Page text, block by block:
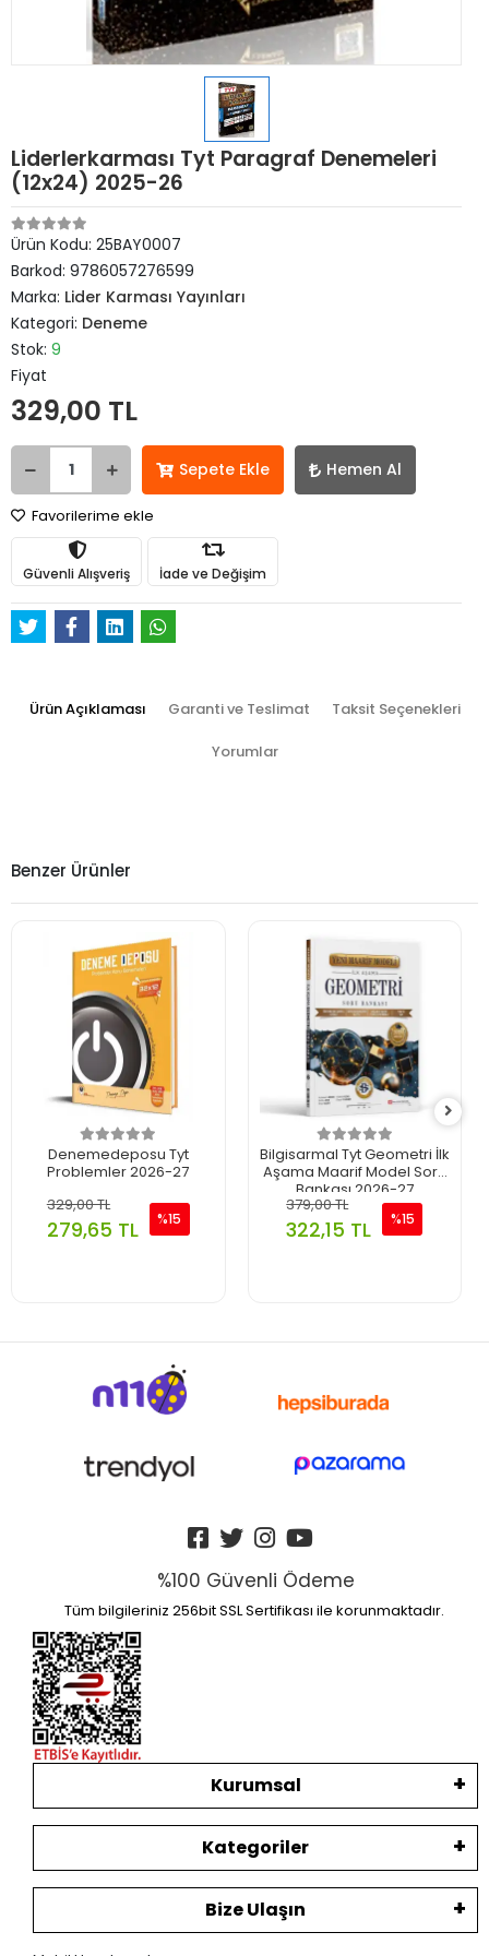
Liderlerkarması Tyt Paragraf Denemeleri
(12x24) 2025-26
Ürün Kodu: 25BAY0007
Barkod: 9786057276599
Marka: Lider Karması Yayınları
Kategori: Deneme
Stok: 9
Fiyat
329,00 TL
Sepete Ekle Hemen Al
Favorilerime ekle
Güvenli Alışveriş İade ve Değişim
Ürün Açıklaması Garanti ve Teslimat Taksit Seçenekleri
Yorumlar
Benzer Ürünler
Denemedeposu Tyt
Problemler 2026-27
329,00 TL
279,65 TL %15
Bilgisarmal Tyt Geometri İlk
Aşama Maarif Model Soru
Bankası 2026-27
379,00 TL
322,15 TL %15
%100 Güvenli Ödeme
Tüm bilgileriniz 256bit SSL Sertifikası ile korunmaktadır.
Kurumsal
Kategoriler
Bize Ulaşın